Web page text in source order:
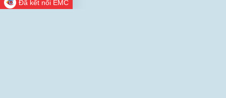
Đã kết nối EMC